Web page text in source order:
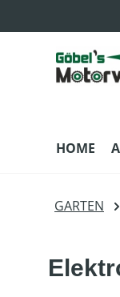
HOME
GARTEN